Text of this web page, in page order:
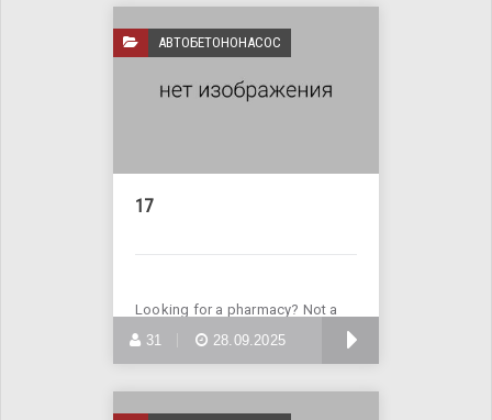
АВТОБЕТОНОНАСОС
17
Looking for a pharmacy? Not a
problem! Visit the website
31 28.09.2025